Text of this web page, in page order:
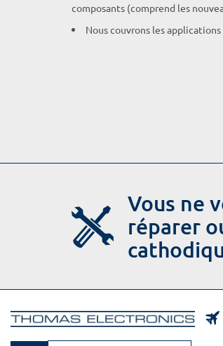
composants (comprend les
Nous couvrons les
Vous ne
réparer